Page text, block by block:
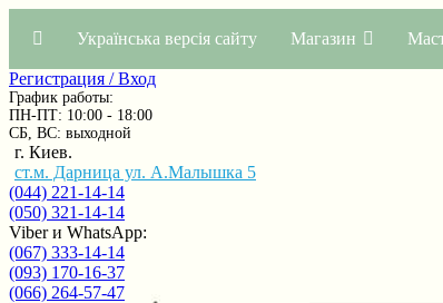
Українська версія сайту Магазин
Регистрация / Вход
График работы:
ПН-ПТ: 10:00 - 18:00
СБ, ВС: выходной
г. Киев.
ст.м. Дарница ул. А.Малышка 5
(044) 221-14-14
(050) 321-14-14
Viber и WhatsApp:
(067) 333-14-14
(093) 170-16-37
(066) 264-57-47